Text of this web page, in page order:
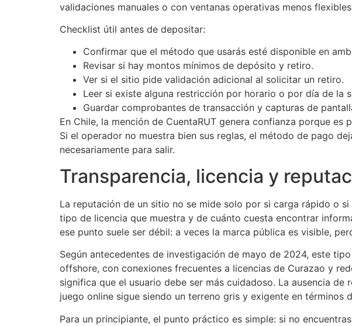
validaciones manuales o con ventanas operativas menos
Checklist útil antes de depositar:
Confirmar que el método que usarás esté disponible en
Revisar si hay montos mínimos de depósito y retiro.
Ver si el sitio pide validación adicional al solicitar un retiro.
Leer si existe alguna restricción por horario o por día de la
Guardar comprobantes de transacción y capturas de
En Chile, la mención de CuentaRUT genera confianza porque
Si el operador no muestra bien sus reglas, el método de pago
necesariamente para salir.
Transparencia, licencia y
La reputación de un sitio no se mide solo por si carga rápido o
tipo de licencia que muestra y de cuánto cuesta encontrar
ese punto suele ser débil: a veces la marca pública es visible,
Según antecedentes de investigación de mayo de 2024, este
offshore, con conexiones frecuentes a licencias de Curazao y
significa que el usuario debe ser más cuidadoso. La ausencia
juego online sigue siendo un terreno gris y exigente en términos
Para un principiante, el punto práctico es simple: si no